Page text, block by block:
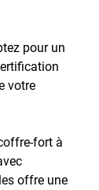
pour un
votre
fort à
offre une